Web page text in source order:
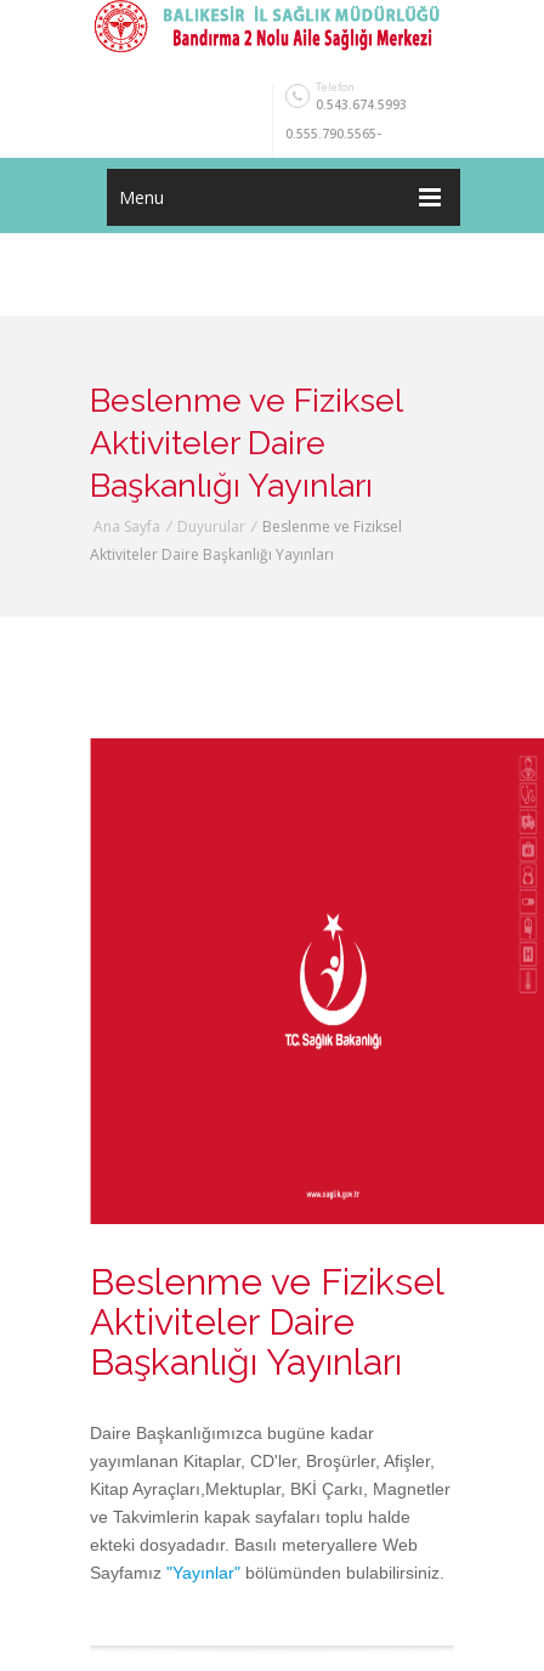
Telefon
0.543.674.5993
0.555.790.5565-
0.551.986.1176
Menu
Beslenme ve Fiziksel
Aktiviteler Daire
Başkanlığı Yayınları
Ana Sayfa / Duyurular / Beslenme ve Fiziksel
Aktiviteler Daire Başkanlığı Yayınları
Beslenme ve Fiziksel
Aktiviteler Daire
Başkanlığı Yayınları
Daire Başkanlığımızca bugüne kadar
yayımlanan Kitaplar, CD'ler, Broşürler, Afişler,
Kitap Ayraçları,Mektuplar, BKİ Çarkı, Magnetler
ve Takvimlerin kapak sayfaları toplu halde
ekteki dosyadadır. Basılı meteryallere Web
Sayfamız "Yayınlar" bölümünden bulabilirsiniz.